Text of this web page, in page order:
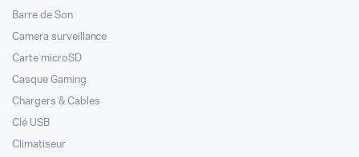
Barre de Son
Camera surveillance
Carte microSD
Casque Gaming
Chargers & Cables
Clé USB
Climatiseur